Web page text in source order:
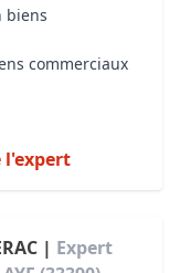
biens
commerciaux
l'expert
| Expert